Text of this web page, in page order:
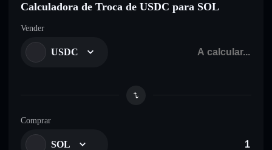
Calculadora de Troca de USDC para SOL
Vender
USDC
Comprar
SOL